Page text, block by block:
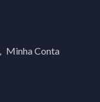
Minha Conta